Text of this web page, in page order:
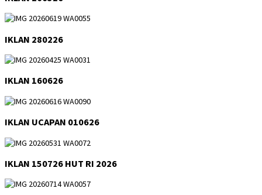
IKLAN 280226
IKLAN 160626
IKLAN UCAPAN 010626
IKLAN 150726 HUT RI 2026